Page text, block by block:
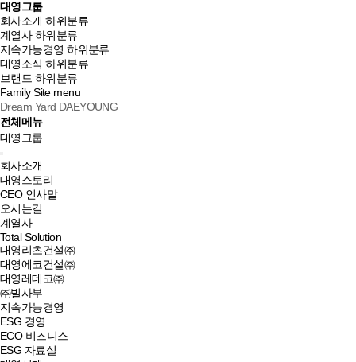
대영그룹
회사소개 하위분류
계열사 하위분류
지속가능경영 하위분류
대영소식 하위분류
브랜드 하위분류
Family Site menu
Dream Yard DAEYOUNG
전체메뉴
대영그룹
회사소개
대영스토리
CEO 인사말
오시는길
계열사
Total Solution
대영리츠건설㈜
대영에코건설㈜
대영레데코㈜
㈜빌사부
지속가능경영
ESG 경영
ECO 비즈니스
ESG 자료실